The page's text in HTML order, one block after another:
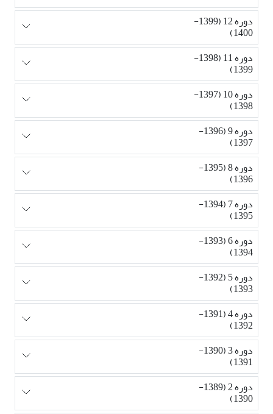
دوره 12 (1399-
1400)
دوره 11 (1398-
1399)
دوره 10 (1397-
1398)
دوره 9 (1396-
1397)
دوره 8 (1395-
1396)
دوره 7 (1394-
1395)
دوره 6 (1393-
1394)
دوره 5 (1392-
1393)
دوره 4 (1391-
1392)
دوره 3 (1390-
1391)
دوره 2 (1389-
1390)